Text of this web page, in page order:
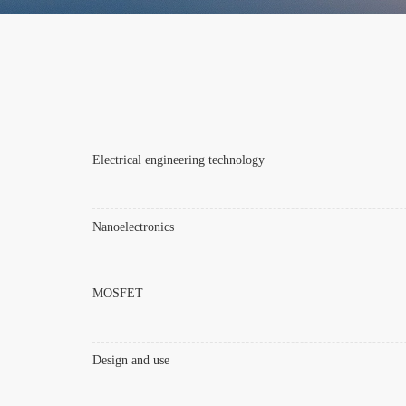
Electrical engineering technology
Nanoelectronics
MOSFET
Design and use